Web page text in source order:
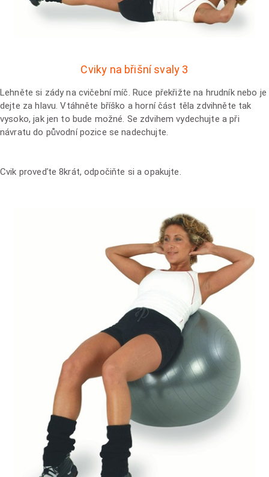
Cviky na břišní svaly 3
Lehněte si zády na cvičební míč. Ruce překřižte na hrudník nebo je
dejte za hlavu. Vtáhněte bříško a horní část těla zdvihněte tak
vysoko, jak jen to bude možné. Se zdvihem vydechujte a při
návratu do původní pozice se nadechujte.
Cvik proveďte 8krát, odpočiňte si a opakujte.